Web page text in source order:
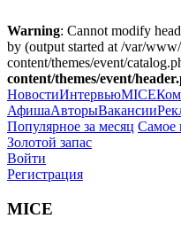
Warning: Cannot modify
by (output started at /var/
content/themes/event/
content/themes/event/
НовостиИнтервьюMICE
АфишаАвторыВакансии
Популярное за месяц Самое
Золотой запас
Войти
Регистрация
MICE